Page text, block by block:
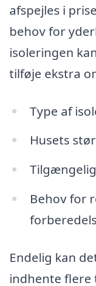
afspejles i
behov for
isoleringen
tilføje ekstra
Type af
Husets
Behov for
Endelig kan
indhente flere